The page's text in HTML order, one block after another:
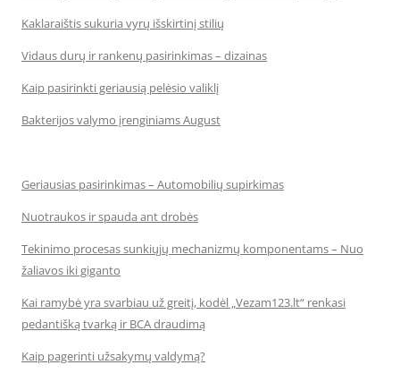
Kaklaraištis sukuria vyrų išskirtinį stilių
Vidaus durų ir rankenų pasirinkimas – dizainas
Kaip pasirinkti geriausią pelėsio valiklį
Bakterijos valymo įrenginiams August
Geriausias pasirinkimas – Automobilių supirkimas
Nuotraukos ir spauda ant drobės
Tekinimo procesas sunkiųjų mechanizmų komponentams – Nuo
žaliavos iki giganto
Kai ramybė yra svarbiau už greitį, kodėl „Vezam123.lt“ renkasi
pedantišką tvarką ir BCA draudimą
Kaip pagerinti užsakymų valdymą?